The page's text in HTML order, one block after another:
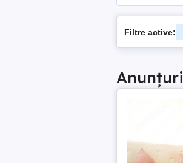
Filtre active:
Anunțuri